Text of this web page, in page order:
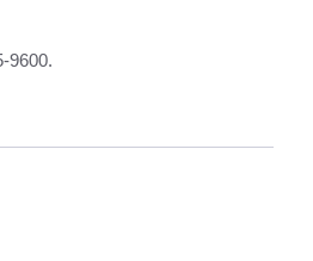
9600.